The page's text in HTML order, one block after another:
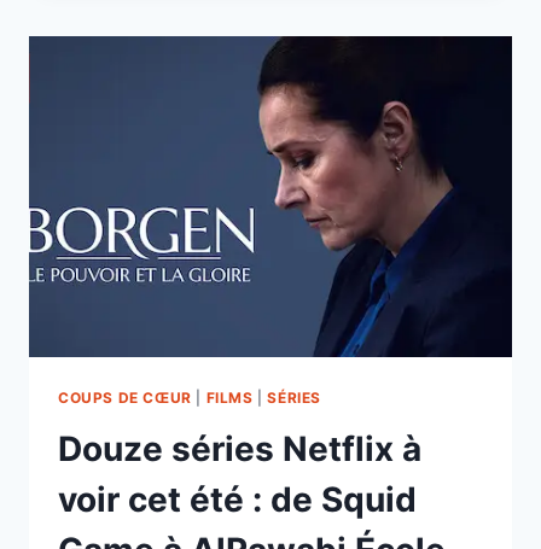
À
COUPS DE CŒUR FILMS |SÉRIES
Douze séries Netflix à
voir cet été : de Squid